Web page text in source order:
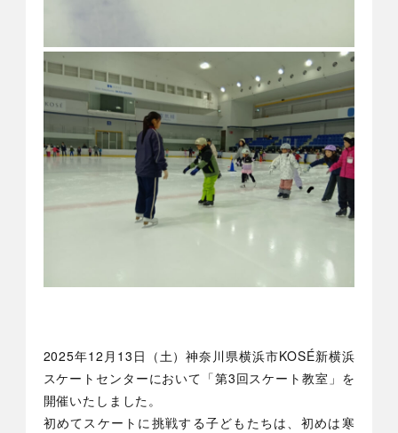
2025年12月13日（土）神奈川県横浜市KOSÉ新横浜
スケートセンターにおいて「第3回スケート教室」を
開催いたしました。
初めてスケートに挑戦する子どもたちは、初めは寒